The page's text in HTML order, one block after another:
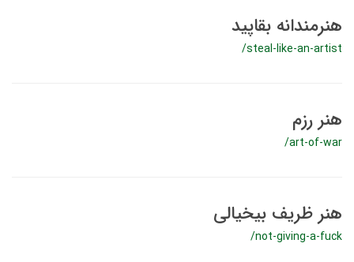
هنرمندانه بقاپید
/steal-like-an-artist
هنر رزم
/art-of-war
هنر ظریف بیخیالی
/not-giving-a-fuck